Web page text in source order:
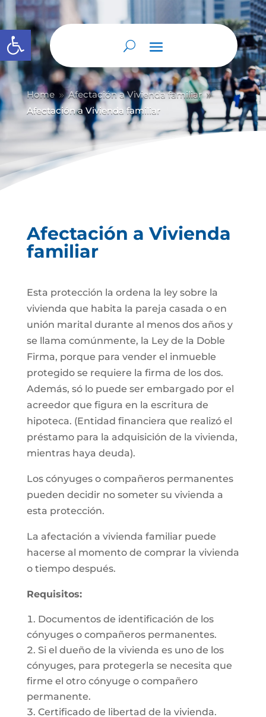
Abrir barra de herramientas
Home 9 Afectación a Vivienda familiar 9
Afectación a Vivienda familiar
Afectación a Vivienda
familiar
Esta protección la ordena la ley sobre la
vivienda que habita la pareja casada o en
unión marital durante al menos dos años y
se llama comúnmente, la Ley de la Doble
Firma, porque para vender el inmueble
protegido se requiere la firma de los dos.
Además, só lo puede ser embargado por el
acreedor que figura en la escritura de
hipoteca. (Entidad financiera que realizó el
préstamo para la adquisición de la vivienda,
mientras haya deuda).
Los cónyuges o compañeros permanentes
pueden decidir no someter su vivienda a
esta protección.
La afectación a vivienda familiar puede
hacerse al momento de comprar la vivienda
o tiempo después.
Requisitos:
Documentos de identificación de los
cónyuges o compañeros permanentes.
Si el dueño de la vivienda es uno de los
cónyuges, para protegerla se necesita que
firme el otro cónyuge o compañero
permanente.
Certificado de libertad de la vivienda.